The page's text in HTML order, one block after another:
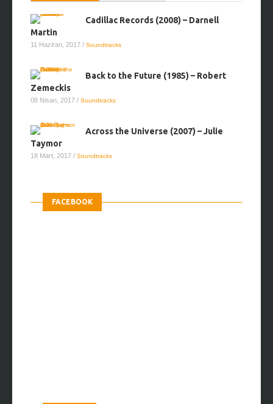
Cadillac Records (2008) – Darnell
Martin
11 Haziran, 2017 / Soundtracks
Back to the Future (1985) – Robert
Zemeckis
08 Nisan, 2017 / Soundtracks
Across the Universe (2007) – Julie
Taymor
18 Mart, 2017 / Soundtracks
FACEBOOK